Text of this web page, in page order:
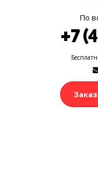
По
+7